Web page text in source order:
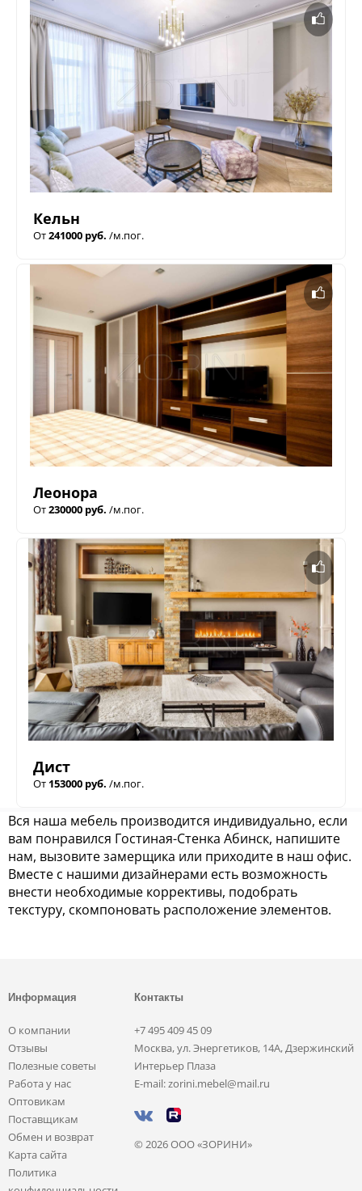
Кельн
От241000 руб. /м.пог.
Леонора
От230000 руб. /м.пог.
Дист
От 153000 руб. /м.пог.
Вся наша мебель производится индивидуально, если
вам понравился Гостиная-Стенка Абинск, напишите
нам, вызовите замерщика или приходите в наш офис.
Вместе с нашими дизайнерами есть возможность
внести необходимые коррективы, подобрать
текстуру, скомпоновать расположение элементов.
Информация
О компании
Отзывы
Полезные советы
Работа у нас
Оптовикам
Поставщикам
Обмен и возврат
Карта сайта
Политика
Контакты
+7 495 409 45 09
Москва, ул. Энергетиков, 14А, Дзержинский
Интерьер Плаза
E-mail: zorini.mebel@mail.ru
© 2026 ООО «ЗОРИНИ»